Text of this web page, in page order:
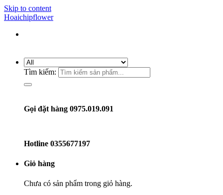
Skip to content
Hoaichipflower
Tìm kiếm:
Gọi đặt hàng 0975.019.091
Hotline 0355677197
Giỏ hàng
Chưa có sản phẩm trong giỏ hàng.